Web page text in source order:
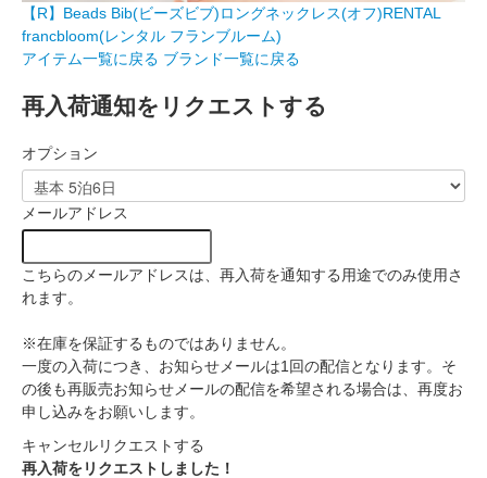
【R】Beads Bib(ビーズビブ)ロングネックレス(オフ)RENTAL
francbloom(レンタル フランブルーム)
アイテム一覧に戻る ブランド一覧に戻る
再入荷通知をリクエストする
オプション
メールアドレス
こちらのメールアドレスは、再入荷を通知する用途でのみ使用さ
れます。
※在庫を保証するものではありません。
一度の入荷につき、お知らせメールは1回の配信となります。そ
の後も再販売お知らせメールの配信を希望される場合は、再度お
申し込みをお願いします。
キャンセルリクエストする
再入荷をリクエストしました！